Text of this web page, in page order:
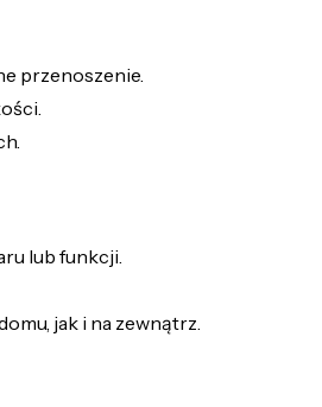
przenoszenie.
lub funkcji.
jak i na zewnątrz.